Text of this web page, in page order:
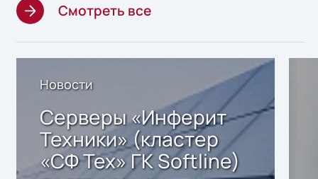
Смотреть все
Новости
Серверы «Инферит
Техники» (кластер
«СФ Тех» ГК Softline)